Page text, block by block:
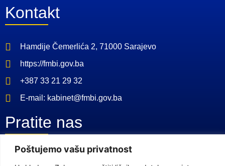
Poštujemo vašu privatnost
Kontakt
Hamdije Čemerlića 2, 71000 Sarajevo
https://fmbi.gov.ba
+387 33 21 29 32
E-mail: kabinet@fmbi.gov.ba
Pratite nas
Facebook Stranica